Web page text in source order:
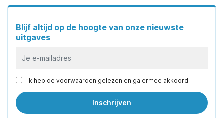
Blijf altijd op de hoogte van onze nieuwste
uitgaves
Ik heb de voorwaarden gelezen en ga ermee akkoord